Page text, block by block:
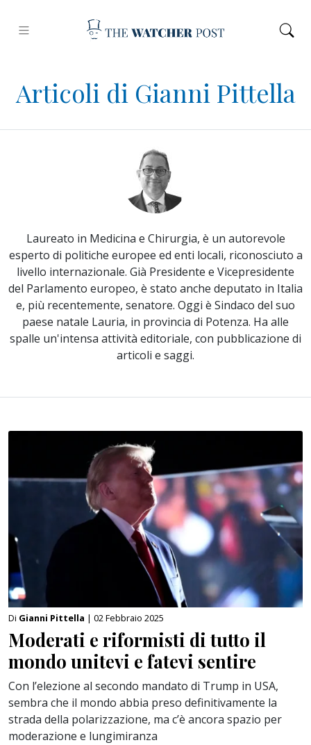
Articoli di Gianni Pittella
Laureato in Medicina e Chirurgia, è un autorevole
esperto di politiche europee ed enti locali, riconosciuto a
livello internazionale. Già Presidente e Vicepresidente
del Parlamento europeo, è stato anche deputato in Italia
e, più recentemente, senatore. Oggi è Sindaco del suo
paese natale Lauria, in provincia di Potenza. Ha alle
spalle un'intensa attività editoriale, con pubblicazione di
articoli e saggi.
Di Gianni Pittella | 02 Febbraio 2025
Moderati e riformisti di tutto il
mondo unitevi e fatevi sentire
Con l’elezione al secondo mandato di Trump in USA,
sembra che il mondo abbia preso definitivamente la
strada della polarizzazione, ma c’è ancora spazio per
moderazione e lungimiranza